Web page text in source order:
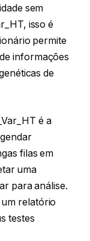
sem
isso é
permite
informações
de
é a
filas em
uma
para análise.
relatório
testes